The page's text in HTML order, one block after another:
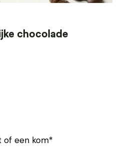
chocolade
of een kom*